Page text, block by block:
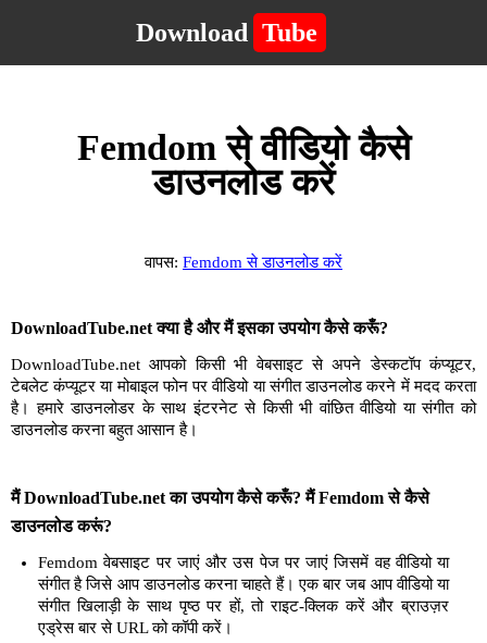
Download Tube
Femdom से वीडियो कैसे
डाउनलोड करें
वापस: Femdom से डाउनलोड करें
DownloadTube.net क्या है और मैं इसका उपयोग कैसे करूँ?
DownloadTube.net आपको किसी भी वेबसाइट से अपने डेस्कटॉप कंप्यूटर,
टेबलेट कंप्यूटर या मोबाइल फोन पर वीडियो या संगीत डाउनलोड करने में मदद करता
है। हमारे डाउनलोडर के साथ इंटरनेट से किसी भी वांछित वीडियो या संगीत को
डाउनलोड करना बहुत आसान है।
मैं DownloadTube.net का उपयोग कैसे करूँ? मैं Femdom से कैसे
डाउनलोड करूं?
Femdom वेबसाइट पर जाएं और उस पेज पर जाएं जिसमें वह वीडियो या
संगीत है जिसे आप डाउनलोड करना चाहते हैं। एक बार जब आप वीडियो या
संगीत खिलाड़ी के साथ पृष्ठ पर हों, तो राइट-क्लिक करें और ब्राउज़र
एड्रेस बार से URL को कॉपी करें।